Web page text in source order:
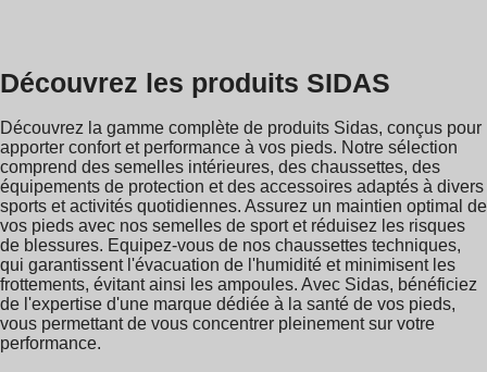
Découvrez les produits SIDAS
Découvrez la gamme complète de produits Sidas, conçus pour
apporter confort et performance à vos pieds. Notre sélection
comprend des semelles intérieures, des chaussettes, des
équipements de protection et des accessoires adaptés à divers
sports et activités quotidiennes. Assurez un maintien optimal de
vos pieds avec nos semelles de sport et réduisez les risques
de blessures. Equipez-vous de nos chaussettes techniques,
qui garantissent l'évacuation de l'humidité et minimisent les
frottements, évitant ainsi les ampoules. Avec Sidas, bénéficiez
de l'expertise d'une marque dédiée à la santé de vos pieds,
vous permettant de vous concentrer pleinement sur votre
performance.